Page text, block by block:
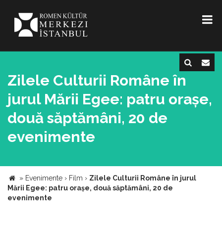
Zilele Culturii Române în
jurul Mării Egee: patru orașe,
două săptămâni, 20 de
evenimente
» Evenimente › Film › Zilele Culturii Române în jurul
Mării Egee: patru orașe, două săptămâni, 20 de
evenimente